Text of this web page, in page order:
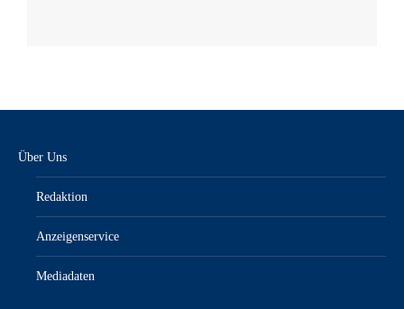
Über Uns
Redaktion
Anzeigenservice
Mediadaten